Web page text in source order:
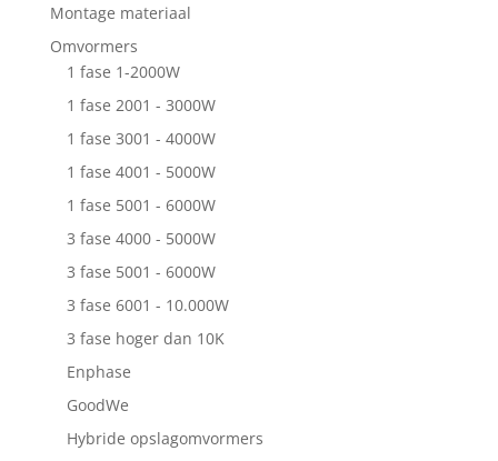
Montage materiaal
Omvormers
1 fase 1-2000W
1 fase 2001 - 3000W
1 fase 3001 - 4000W
1 fase 4001 - 5000W
1 fase 5001 - 6000W
3 fase 4000 - 5000W
3 fase 5001 - 6000W
3 fase 6001 - 10.000W
3 fase hoger dan 10K
Enphase
GoodWe
Hybride opslagomvormers